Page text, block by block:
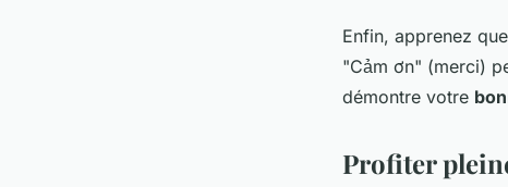
Enfin, apprenez
"Cảm ơn" (merci)
démontre votre
Profiter